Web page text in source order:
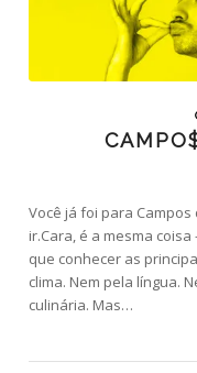
Você já foi para Campos
ir.Cara, é a mesma
que conhecer as
clima. Nem pela língua.
culinária. Mas…